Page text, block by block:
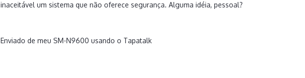
inaceitável um sistema que não oferece segurança. Alguma idéia, pessoal?
Enviado de meu SM-N9600 usando o Tapatalk